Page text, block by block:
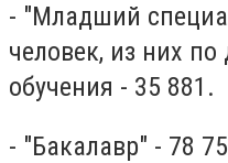
- "Младший
человек, из них
обучения - 35 881.
- "Бакалавр" - 78